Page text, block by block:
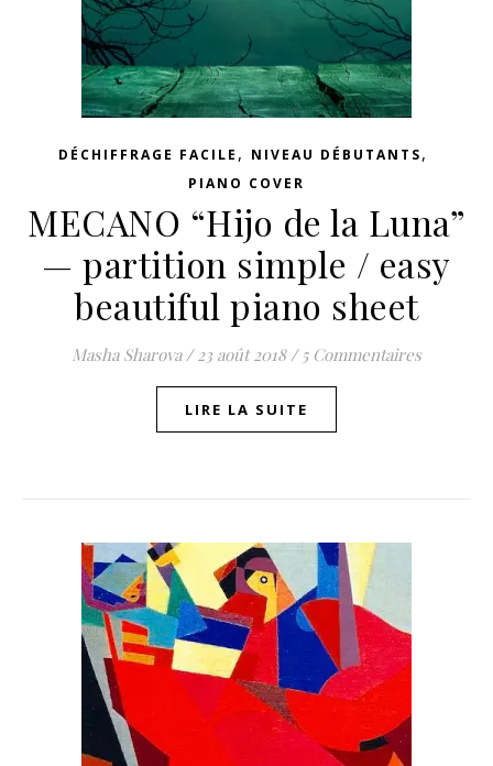
DÉCHIFFRAGE FACILE , NIVEAU DÉBUTANTS,
PIANO COVER
MECANO “Hijo de la Luna”
— partition simple / easy
beautiful piano sheet
Masha Sharova / 23 août 2018 / 5 Commentaires
LIRE LA SUITE